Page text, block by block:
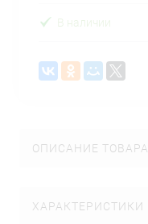
В наличии
ОПИСАНИЕ ТОВАРА
ХАРАКТЕРИСТИКИ